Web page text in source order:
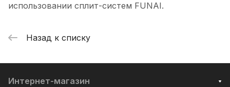
использовании сплит-систем FUNAI.
Назад к списку
Интернет-магазин